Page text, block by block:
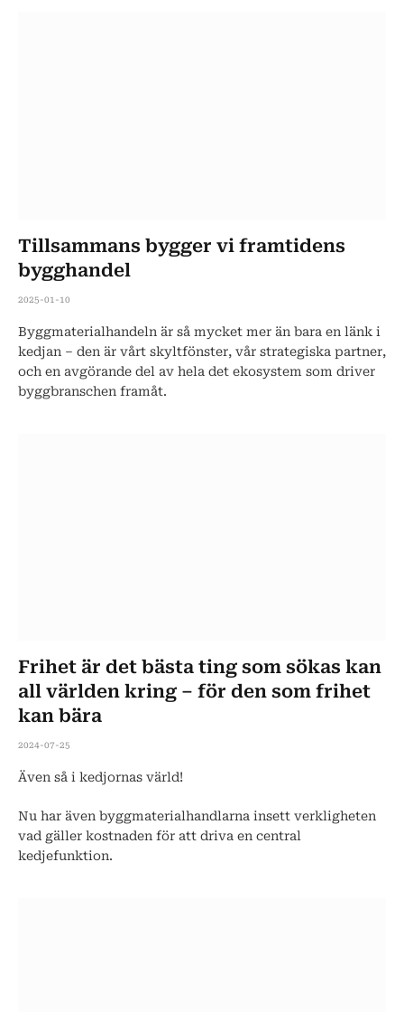
Tillsammans bygger vi framtidens
bygghandel
2025-01-10
Byggmaterialhandeln är så mycket mer än bara en länk i
kedjan – den är vårt skyltfönster, vår strategiska partner,
och en avgörande del av hela det ekosystem som driver
byggbranschen framåt.
Frihet är det bästa ting som sökas kan
all världen kring – för den som frihet
kan bära
2024-07-25
Även så i kedjornas värld!
Nu har även byggmaterialhandlarna insett verkligheten
vad gäller kostnaden för att driva en central
kedjefunktion.